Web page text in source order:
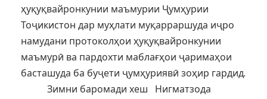
ҳуқуқвайронкунии маъмурии Ҷумҳурии
Тоҷикистон дар муҳлати муқарраршуда иҷро
намудани протоколҳои ҳуқуқвайронкунии
маъмурӣ ва пардохти маблағҳои ҷаримаҳои
басташуда ба буҷети ҷумҳуриявӣ зоҳир гардид.
Зимни баромади хеш Нигматзода